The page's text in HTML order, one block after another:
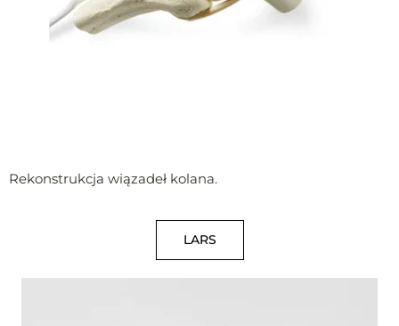
Rekonstrukcja wiązadeł kolana.
LARS